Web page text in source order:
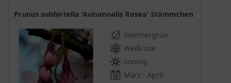
Prunus subhirtella 'Autumnalis Rosea' Stämmchen
Sommergrün
Weißrosa
Sonnig
März - April